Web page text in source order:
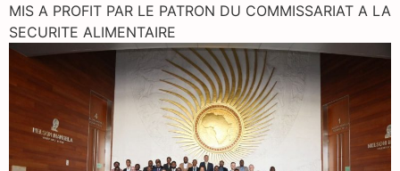
MIS A PROFIT PAR LE PATRON DU COMMISSARIAT A LA
SECURITE ALIMENTAIRE